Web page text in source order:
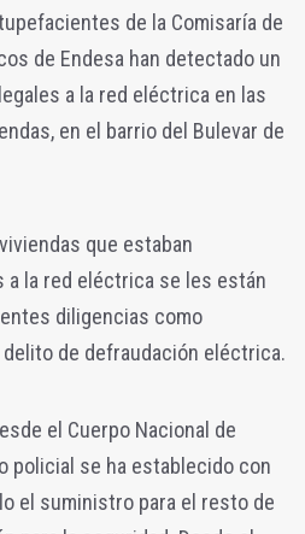
de la Comisaría de
de Endesa han detectado un
a la red eléctrica en las
en el barrio del Bulevar de
que estaban
a la red eléctrica se les están
diligencias como
de defraudación eléctrica.
el Cuerpo Nacional de
policial se ha establecido con
el suministro para el resto de